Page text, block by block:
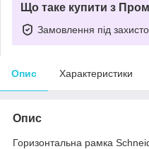
Що таке купити з
Замовлення під
Опис Характеристики
Опис
Горизонтальна рамка